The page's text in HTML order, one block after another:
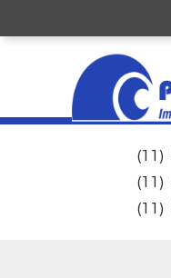
(11)
(11)
(11)